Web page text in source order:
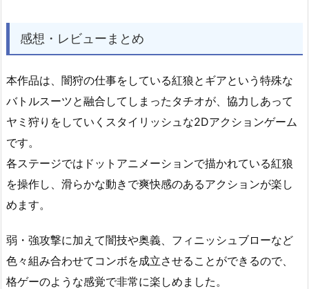
感想・レビューまとめ
本作品は、闇狩の仕事をしている紅狼とギアという特殊な
バトルスーツと融合してしまったタチオが、協力しあって
ヤミ狩りをしていくスタイリッシュな2Dアクションゲーム
です。
各ステージではドットアニメーションで描かれている紅狼
を操作し、滑らかな動きで爽快感のあるアクションが楽し
めます。
弱・強攻撃に加えて闇技や奥義、フィニッシュブローなど
色々組み合わせてコンボを成立させることができるので、
格ゲーのような感覚で非常に楽しめました。